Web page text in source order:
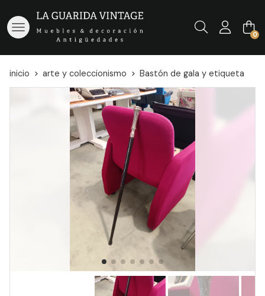
Buscar 0
inicio arte y coleccionismo Bastón de gala y etiqueta